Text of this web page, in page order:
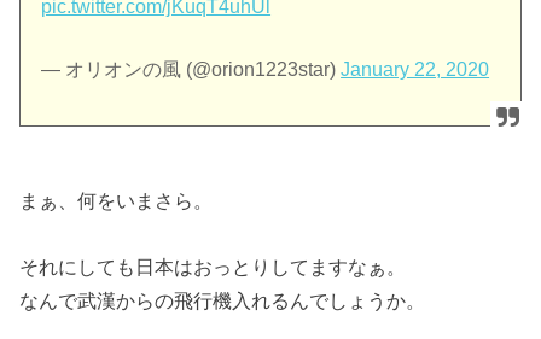
pic.twitter.com/jKuqT4uhUl
— オリオンの風 (@orion1223star)January 22, 2020
まぁ、何をいまさら。
それにしても日本はおっとりしてますなぁ。
なんで武漢からの飛行機入れるんでしょうか。